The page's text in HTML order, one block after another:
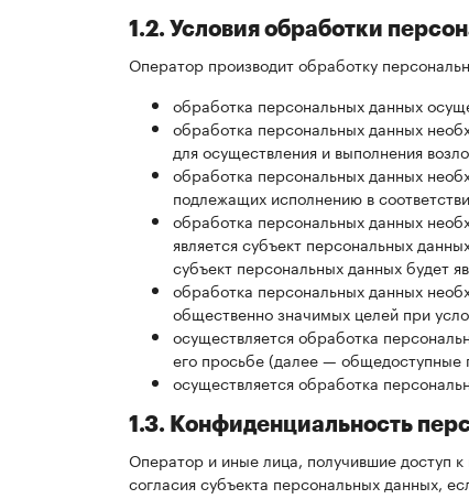
1.2. Условия обработки
Оператор производит обработку
обработка персональных данных
обработка персональных данных
для осуществления и выполнения
обработка персональных данных
подлежащих исполнению в
обработка персональных данных
является субъект персональных
субъект персональных данных будет
обработка персональных данных
общественно значимых целей при
осуществляется обработка
его просьбе (далее — общедоступные
осуществляется обработка
1.3. Конфиденциальность
Оператор и иные лица, получившие доступ
согласия субъекта персональных данных,